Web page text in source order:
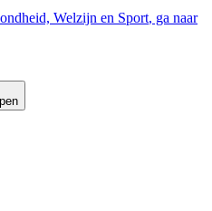
Welzijn en Sport, ga naar